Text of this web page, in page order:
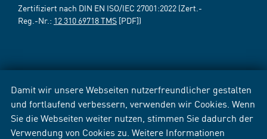
Damit wir unsere Webseiten nutzerfreundlicher gestalten
und fortlaufend verbessern, verwenden wir Cookies. Wenn
Sie die Webseiten weiter nutzen, stimmen Sie dadurch der
Verwendung von Cookies zu. Weitere Informationen
Zertifiziert nach DIN EN ISO/IEC 27001:2022 (Zert.-
Reg.-Nr.: 12 310 69718 TMS [PDF])